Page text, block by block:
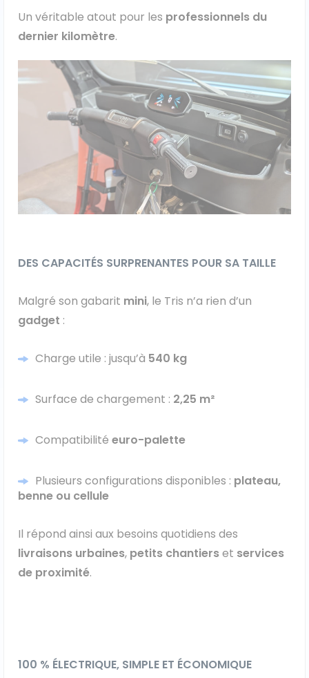
Renault
Volkswagen
Véhicules 0 km
Tous les véhicules
Réservation véhicule
Un véritable atout pour les professionnels du
dernier kilomètre.
DES CAPACITÉS SURPRENANTES POUR SA TAILLE
Malgré son gabarit mini, le Tris n’a rien d’un
gadget :
Charge utile : jusqu’à 540 kg
Surface de chargement : 2,25 m²
Compatibilité euro-palette
Plusieurs configurations disponibles : plateau,
benne ou cellule
Il répond ainsi aux besoins quotidiens des
livraisons urbaines, petits chantierset services
de proximité.
100 % ÉLECTRIQUE, SIMPLE ET ÉCONOMIQUE